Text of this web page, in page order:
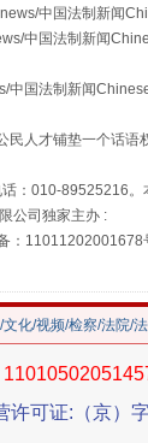
中国法制新闻
中国法制新闻
国法制新闻
人才铺垫一个话
：010-89525216
公司独家主办 :
：11011202001678
化/视频/检察/法院/
许可证:（京）